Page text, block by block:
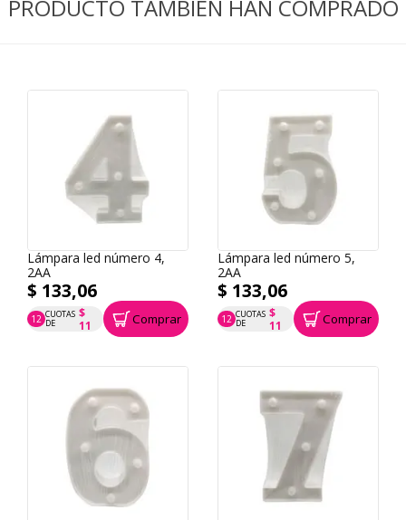
PRODUCTO TAMBIÉN HAN COMPRADO
Lámpara led número 4,
2AA
$ 133,06
12 CUOTAS
DE
$
11
P.T.F. $ 133 Comprar
Lámpara led número 5,
2AA
$ 133,06
12 CUOTAS
DE
$
11
P.T.F. $ 133 Comprar